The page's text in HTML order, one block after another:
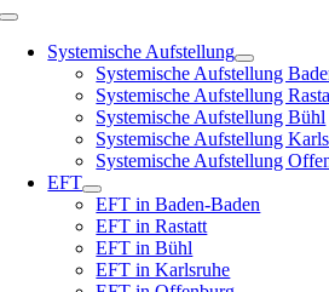
Toggle
NavigationSystemische Aufstellung
Systemische Aufstellung
Systemische Aufstellung
Systemische Aufstellung Bühl
Systemische Aufstellung
Systemische Aufstellung
EFT
EFT in Baden-Baden
EFT in Rastatt
EFT in Bühl
EFT in Karlsruhe